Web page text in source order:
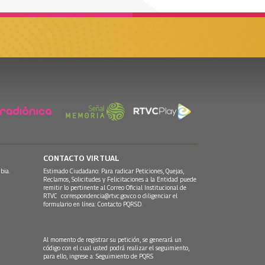
CONTACTO VIRTUAL
Estimado Ciudadano: Para radicar Peticiones, Quejas,
Reclamos, Solicitudes y Felicitaciones a la Entidad puede
remitir lo pertinente al Correo Oficial Institucional de
RTVC correspondencia@rtvc.gov.co o diligenciar el
formulario en línea: Contacto PQRSD.
Al momento de registrar su petición, se generará un
código con el cual usted podrá realizar el seguimiento,
para ello, ingrese a: Seguimiento de PQRS